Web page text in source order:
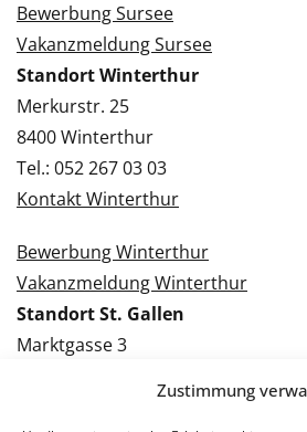
Zustimmung
Bewerbung Sursee
Vakanzmeldung Sursee
Standort Winterthur
Merkurstr. 25
8400 Winterthur
Tel.: 052 267 03 03
Kontakt Winterthur
Bewerbung Winterthur
Vakanzmeldung Winterthur
Standort St. Gallen
Marktgasse 3